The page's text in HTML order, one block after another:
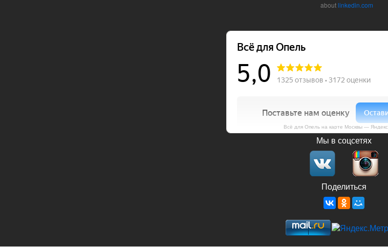
aboutlinkedin.com
Всё для Опель на карте Москвы —
Мы в соцсетях
Поделиться